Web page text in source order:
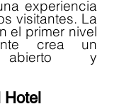
experiencia
visitantes. La
el primer nivel
crea un
abierto y